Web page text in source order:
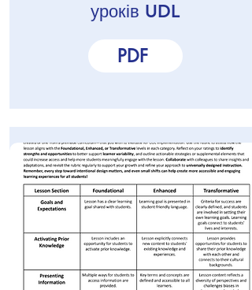
уроків UDL
PDF